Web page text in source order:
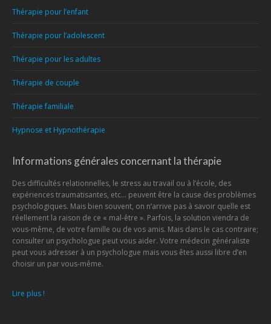
Thérapie pour l’enfant
Thérapie pour l’adolescent
Thérapie pour les adultes
Thérapie de couple
Thérapie familiale
Hypnose et Hypnothérapie
Informations générales concernant la thérapie
Des difficultés relationnelles, le stress au travail ou à l’école, des
expériences traumatisantes, etc… peuvent être la cause des problèmes
psychologiques. Mais bien souvent, on n’arrive pas à savoir quelle est
réellement la raison de ce « mal-être ». Parfois, la solution viendra de
vous-même, de votre famille ou de vos amis. Mais dans le cas contraire;
consulter un psychologue peut vous aider. Votre médecin généraliste
peut vous adresser à un psychologue mais vous êtes aussi libre d’en
choisir un par vous-même.
Lire plus !